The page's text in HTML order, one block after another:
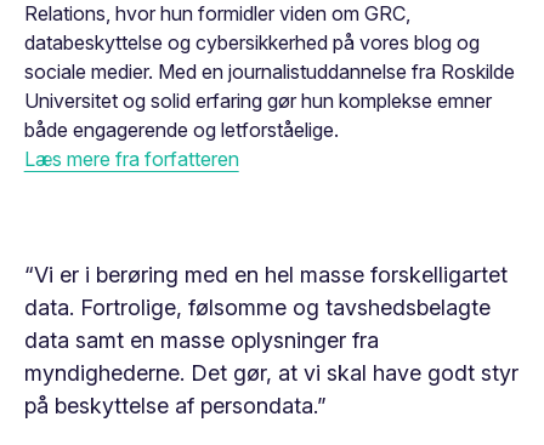
Relations, hvor hun formidler viden om GRC,
databeskyttelse og cybersikkerhed på vores blog og
sociale medier. Med en journalistuddannelse fra Roskilde
Universitet og solid erfaring gør hun komplekse emner
både engagerende og letforståelige.
Læs mere fra forfatteren
“Vi er i berøring med en hel masse forskelligartet
data. Fortrolige, følsomme og tavshedsbelagte
data samt en masse oplysninger fra
myndighederne. Det gør, at vi skal have godt styr
på beskyttelse af persondata.”